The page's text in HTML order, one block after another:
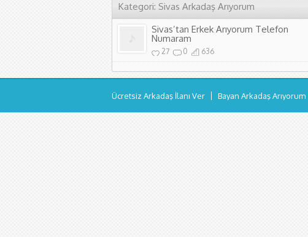
Kategori: Sivas Arkadaş Arıyorum
Sivas’tan Erkek Arıyorum Telefon
Numaram
27 0 636
Ücretsiz Arkadaş İlanı Ver Bayan Arkadaş Arıyorum